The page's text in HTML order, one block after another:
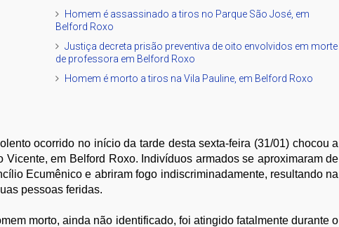
Homem é assassinado a tiros no Parque São José, em
Belford Roxo
Justiça decreta prisão preventiva de oito envolvidos em morte
de professora em Belford Roxo
Homem é morto a tiros na Vila Pauline, em Belford Roxo
ocorrido no início da tarde desta sexta-feira (31/01) chocou a
Vicente, em Belford Roxo. Indivíduos armados se aproximaram de
Ecumênico e abriram fogo indiscriminadamente, resultando na
pessoas feridas.
morto, ainda não identificado, foi atingido fatalmente durante o